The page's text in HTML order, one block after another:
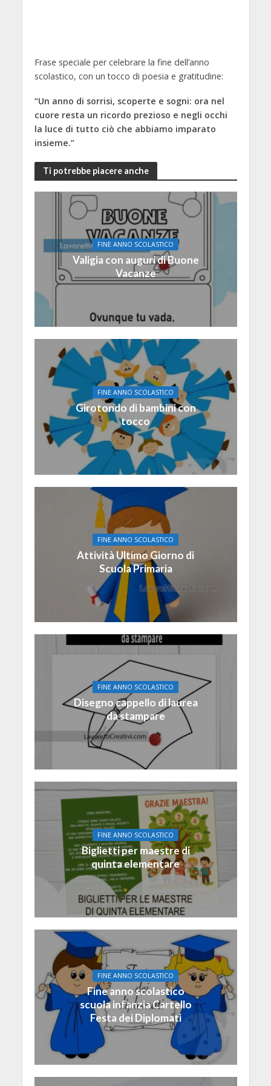
Frase speciale per celebrare la fine dell’anno
scolastico, con un tocco di poesia e gratitudine:
“Un anno di sorrisi, scoperte e sogni: ora nel
cuore resta un ricordo prezioso e negli occhi
la luce di tutto ciò che abbiamo imparato
insieme.”
Ti potrebbe piacere anche
FINE ANNO SCOLASTICO
Valigia con auguri di Buone
Vacanze
FINE ANNO SCOLASTICO
Girotondo di bambini con
tocco
FINE ANNO SCOLASTICO
Attività Ultimo Giorno di
Scuola Primaria
FINE ANNO SCOLASTICO
Disegno cappello di laurea
da stampare
FINE ANNO SCOLASTICO
Biglietti per maestre di
quinta elementare
FINE ANNO SCOLASTICO
Fine anno scolastico
scuola infanzia Cartello
Festa dei Diplomati